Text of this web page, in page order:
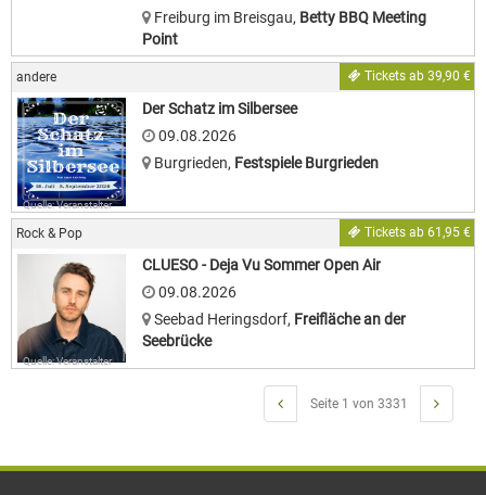
Freiburg im Breisgau, Betty BBQ Meeting
Point
andere Tickets ab 39,90 €
Quelle: Veranstalter
Der Schatz im Silbersee
09.08.2026
Burgrieden, Festspiele Burgrieden
Rock & Pop Tickets ab 61,95 €
Quelle: Veranstalter
CLUESO - Deja Vu Sommer Open Air
09.08.2026
Seebad Heringsdorf, Freifläche an der
Seebrücke
Seite 1 von 3331